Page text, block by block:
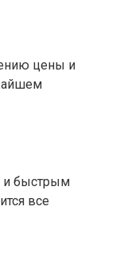
цены и
и быстрым
все